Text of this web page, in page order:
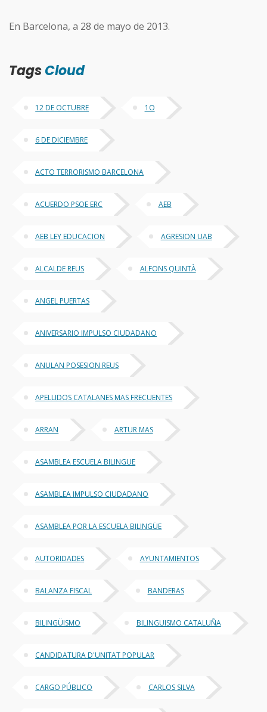
En Barcelona, a 28 de mayo de 2013.
TagsCloud
12 DE OCTUBRE 1O
6 DE DICIEMBRE
ACTO TERRORISMO BARCELONA
ACUERDO PSOE ERC AEB
AEB LEY EDUCACION AGRESION UAB
ALCALDE REUS ALFONS QUINTÀ
ANGEL PUERTAS
ANIVERSARIO IMPULSO CIUDADANO
ANULAN POSESION REUS
APELLIDOS CATALANES MAS FRECUENTES
ARRAN ARTUR MAS
ASAMBLEA ESCUELA BILINGUE
ASAMBLEA IMPULSO CIUDADANO
ASAMBLEA POR LA ESCUELA BILINGÜE
AUTORIDADES AYUNTAMIENTOS
BALANZA FISCAL BANDERAS
BILINGÜISMO BILINGUISMO CATALUÑA
CANDIDATURA D'UNITAT POPULAR
CARGO PÚBLICO CARLOS SILVA